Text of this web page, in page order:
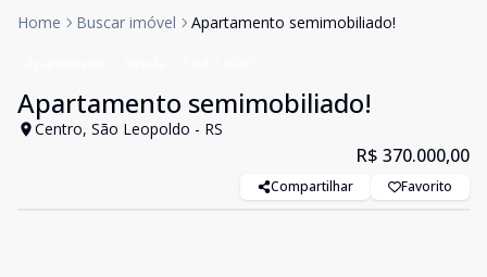
Home Buscar imóvel Apartamento semimobiliado!
Apartamento semimobiliado!
Centro, São Leopoldo - RS
R$ 370.000,00
Compartilhar Favorito